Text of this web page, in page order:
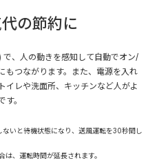
の節約に
、人の動きを感知して自動でオン/
もつながります。また、電源を入れ
イレや洗面所、キッチンなど人がよ
。
いと待機状態になり、送風運転を30秒間し
、運転時間が延長されます。